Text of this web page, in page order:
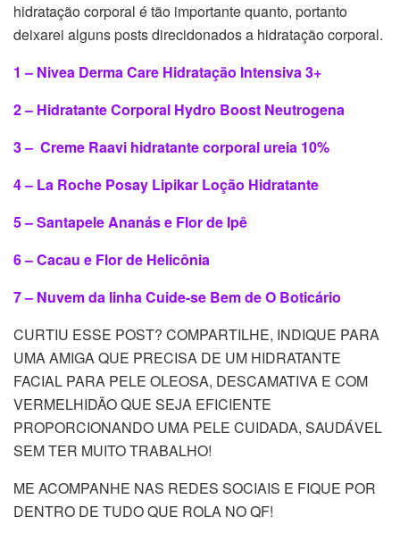
hidratação corporal é tão importante quanto, portanto
deixarei alguns posts direcidonados a hidratação corporal.
1 – Nivea Derma Care Hidratação Intensiva 3+
2 – Hidratante Corporal Hydro Boost Neutrogena
3 – Creme Raavi hidratante corporal ureia 10%
4 – La Roche Posay Lipikar Loção Hidratante
5 – Santapele Ananás e Flor de Ipê
6 – Cacau e Flor de Helicônia
7 – Nuvem da linha Cuide-se Bem de O Boticário
CURTIU ESSE POST? COMPARTILHE, INDIQUE PARA
UMA AMIGA QUE PRECISA DE UM HIDRATANTE
FACIAL PARA PELE OLEOSA, DESCAMATIVA E COM
VERMELHIDÃO QUE SEJA EFICIENTE
PROPORCIONANDO UMA PELE CUIDADA, SAUDÁVEL
SEM TER MUITO TRABALHO!
ME ACOMPANHE NAS REDES SOCIAIS E FIQUE POR
DENTRO DE TUDO QUE ROLA NO QF!